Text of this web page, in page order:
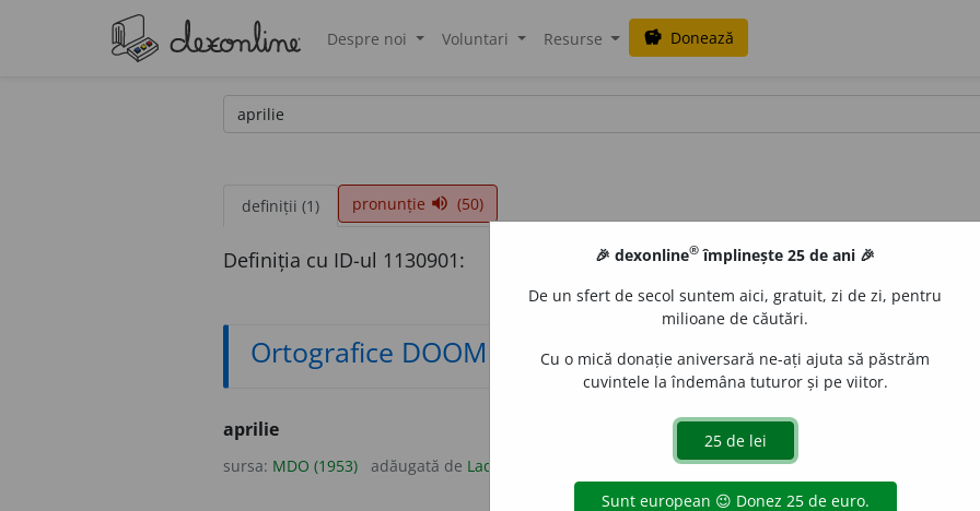
Despre noi Voluntari Resurse savings Donează
definiții (1) pronunție volume_up (50)
Definiția cu ID-ul 1130901:
Ortografice DOOM
aprilie
sursa: MDO (1953) adăugată de Ladislau Strifler
🎉 dexonline® împlinește 25 de ani 🎉
De un sfert de secol suntem aici, gratuit, zi de zi, pentru
milioane de căutări.
Cu o mică donație aniversară ne-ați ajuta să păstrăm
cuvintele la îndemâna tuturor și pe viitor.